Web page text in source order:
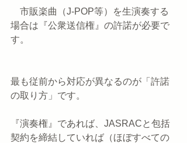
市販楽曲（J-POP等）を生演奏する
場合は『公衆送信権』の許諾が必要で
す。
最も従前から対応が異なるのが「許諾
の取り方」です。
『演奏権』であれば、JASRACと包括
契約を締結していれば（ほぼすべての